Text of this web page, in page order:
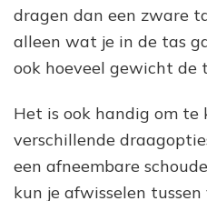
dragen dan een zware
alleen wat je in de tas
ook hoeveel gewicht de
Het is ook handig om te
verschillende
een afneembare
kun je afwisselen